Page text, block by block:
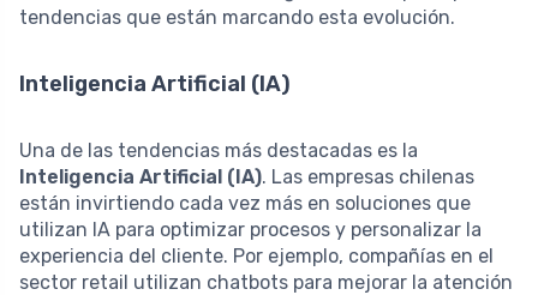
tendencias que están marcando esta evolución.
Inteligencia Artificial (IA)
Una de las tendencias más destacadas es la
Inteligencia Artificial (IA). Las empresas chilenas
están invirtiendo cada vez más en soluciones que
utilizan IA para optimizar procesos y personalizar la
experiencia del cliente. Por ejemplo, compañías en el
sector retail utilizan chatbots para mejorar la atención